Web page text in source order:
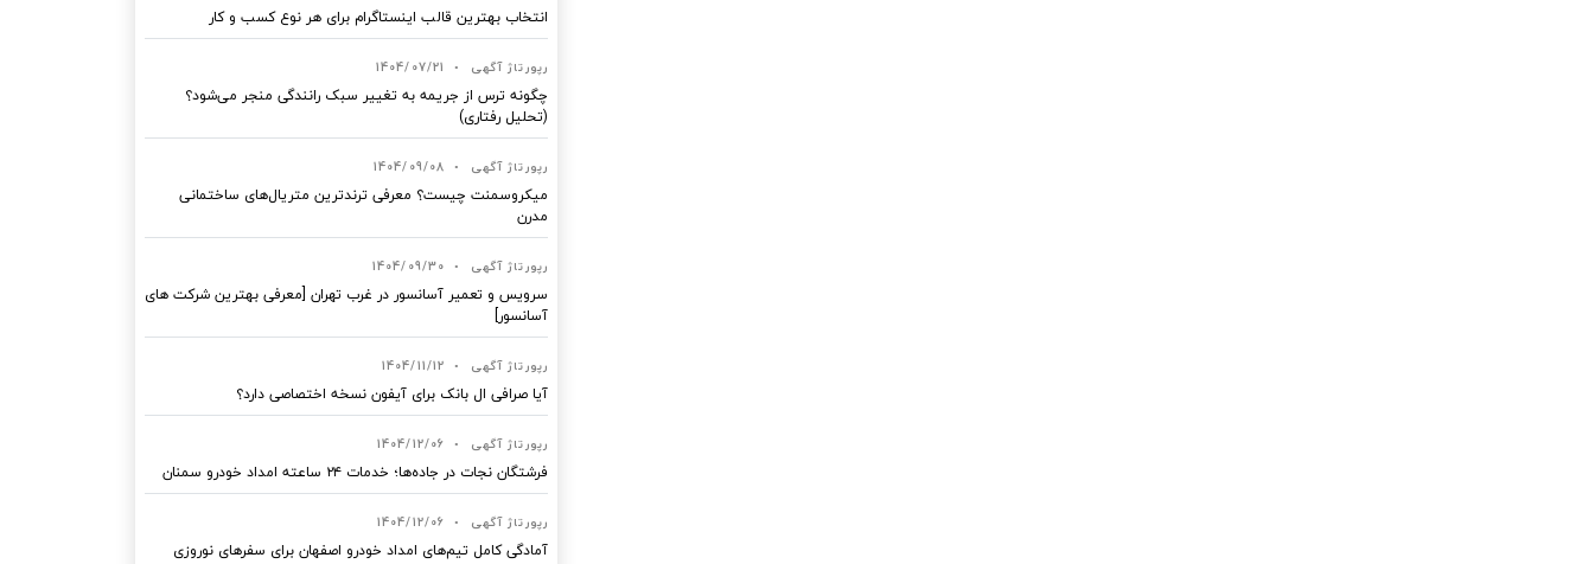
انتخاب بهترین قالب‌ اینستاگرام برای هر نوع کسب‌ و کار
رپورتاژ آگهی •
1404/07/21
چگونه ترس از جریمه به تغییر سبک رانندگی منجر می‌شود؟
(تحلیل رفتاری)
رپورتاژ آگهی •
1404/09/08
میکروسمنت چیست؟ معرفی ترندترین متریال‌های ساختمانی
مدرن
رپورتاژ آگهی •
1404/09/30
سرویس و تعمیر آسانسور در غرب تهران [معرفی بهترین شرکت های
آسانسور]
رپورتاژ آگهی •
1404/11/12
آیا صرافی ال بانک برای آیفون نسخه اختصاصی دارد؟
رپورتاژ آگهی •
1404/12/06
فرشتگان نجات در جاده‌ها؛ خدمات ۲۴ ساعته امداد خودرو سمنان
رپورتاژ آگهی •
1404/12/06
آمادگی کامل تیم‌های امداد خودرو اصفهان برای سفرهای نوروزی